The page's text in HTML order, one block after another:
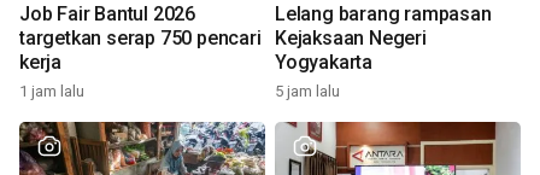
Job Fair Bantul 2026
targetkan serap 750 pencari
kerja
1 jam lalu
Lelang barang rampasan
Kejaksaan Negeri
Yogyakarta
5 jam lalu